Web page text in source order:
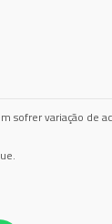
sofrer variação de